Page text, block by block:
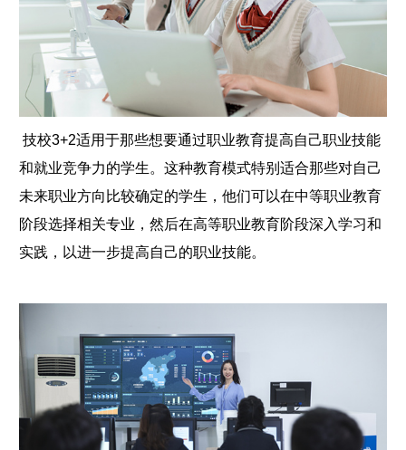
技校3+2适用于那些想要通过职业教育提高自己职业技能
和就业竞争力的学生。这种教育模式特别适合那些对自己
未来职业方向比较确定的学生，他们可以在中等职业教育
阶段选择相关专业，然后在高等职业教育阶段深入学习和
实践，以进一步提高自己的职业技能。